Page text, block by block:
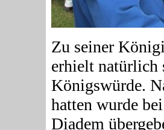
Zu seiner
erhielt natürlich
Königswürde.
hatten wurde
Diadem